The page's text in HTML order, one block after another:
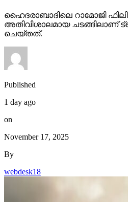
ഹൈദരാബാദിലെ റാമോജി
അതിവിശാലമായ ചടങ്ങിലാണ്
ചെയ്തത്.
Published
1 day ago
on
November 17, 2025
By
webdesk18